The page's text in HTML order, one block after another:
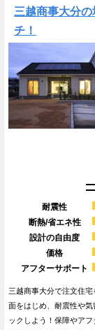
三越商事大分
チ！
耐震性
断熱/省エネ性
設計の自由度
価格
アフターサポート
三越商事大分で注文住
面をはじめ、耐震性や
ックしよう！保障やア